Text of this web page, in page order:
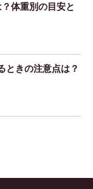
体重別の目安と
ときの注意点は？